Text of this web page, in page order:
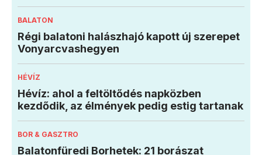
BALATON
Régi balatoni halászhajó kapott új szerepet
Vonyarcvashegyen
HÉVÍZ
Hévíz: ahol a feltöltődés napközben
kezdődik, az élmények pedig estig tartanak
BOR & GASZTRO
Balatonfüredi Borhetek: 21 borászat